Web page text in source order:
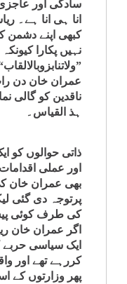
سادگی اور
انا ہی انا ہے۔
کبھی اپنے دشمن
نہیں پکارا
عمران خان دن
ناقدین کو گالی
ہذ القیاس۔
ذاتی حوالوں کو
اور عملی
بھی عمران خان
پرتوجہ دی گئی
کی طرف کوئی
اگر عمران خان
ایک سیاسی حربے
کررہے تھے اور
پھر وزارتوں کے